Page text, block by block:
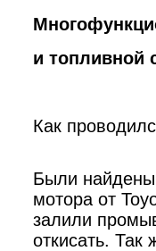
и топливной
Как
Были найдены
мотора от
залили
откисать. Так